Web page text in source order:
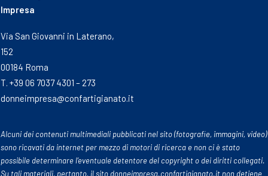
Impresa
Via San Giovanni in Laterano,
152
00184 Roma
T. +39 06 7037 4301 – 273
donneimpresa@confartigianato.it
Alcuni dei contenuti multimediali pubblicati nel sito (fotografie, immagini, video)
sono ricavati da internet per mezzo di motori di ricerca e non ci è stato
possibile determinare l’eventuale detentore del copyright o dei diritti collegati.
Su tali materiali, pertanto, il sito donneimpresa.confartigianato.it non detiene